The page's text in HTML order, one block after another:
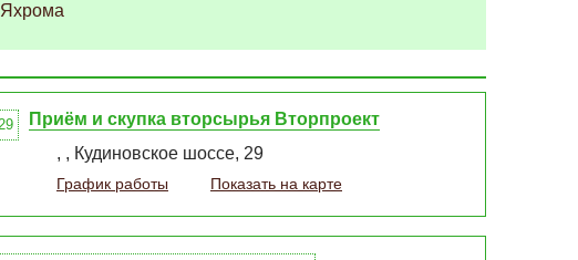
Яхрома
Приём и скупка вторсырья Вторпроект
, , Кудиновское шоссе, 29
График работы Показать на карте